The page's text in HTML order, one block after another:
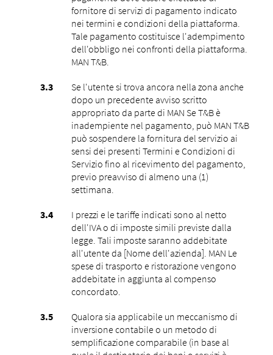
fornitore di servizi di pagamento indicato
nei termini e condizioni della piattaforma.
Tale pagamento costituisce l'adempimento
dell'obbligo nei confronti della piattaforma.
MAN T&B.
Se l'utente si trova ancora nella zona anche
dopo un precedente avviso scritto
appropriato da parte di MAN Se T&B è
inadempiente nel pagamento, può MAN T&B
può sospendere la fornitura del servizio ai
sensi dei presenti Termini e Condizioni di
Servizio fino al ricevimento del pagamento,
previo preavviso di almeno una (1)
settimana.
I prezzi e le tariffe indicati sono al netto
dell'IVA o di imposte simili previste dalla
legge. Tali imposte saranno addebitate
all'utente da [Nome dell'azienda]. MAN Le
spese di trasporto e ristorazione vengono
addebitate in aggiunta al compenso
concordato.
Qualora sia applicabile un meccanismo di
inversione contabile o un metodo di
semplificazione comparabile (in base al